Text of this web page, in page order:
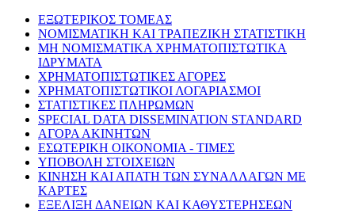
ΕΞΩΤΕΡΙΚΟΣ ΤΟΜΕΑΣ
ΝΟΜΙΣΜΑΤΙΚΗ ΚΑΙ ΤΡΑΠΕΖΙΚΗ ΣΤΑΤΙΣΤΙΚΗ
ΜΗ ΝΟΜΙΣΜΑΤΙΚΑ ΧΡΗΜΑΤΟΠΙΣΤΩΤΙΚΑ
ΙΔΡΥΜΑΤΑ
ΧΡΗΜΑΤΟΠΙΣΤΩΤΙΚΕΣ ΑΓΟΡΕΣ
ΧΡΗΜΑΤΟΠΙΣΤΩΤΙΚΟΙ ΛΟΓΑΡΙΑΣΜΟΙ
ΣΤΑΤΙΣΤΙΚΕΣ ΠΛΗΡΩΜΩΝ
SPECIAL DATA DISSEMINATION STANDARD
ΑΓΟΡΑ ΑΚΙΝΗΤΩΝ
ΕΣΩΤΕΡΙΚΗ ΟΙΚΟΝΟΜΙΑ - ΤΙΜΕΣ
ΥΠΟΒΟΛΗ ΣΤΟΙΧΕΙΩΝ
ΚΙΝΗΣΗ ΚΑΙ ΑΠΑΤΗ ΤΩΝ ΣΥΝΑΛΛΑΓΩΝ ΜΕ
ΚΑΡΤΕΣ
ΕΞΕΛΙΞΗ ΔΑΝΕΙΩΝ ΚΑΙ ΚΑΘΥΣΤΕΡΗΣΕΩΝ